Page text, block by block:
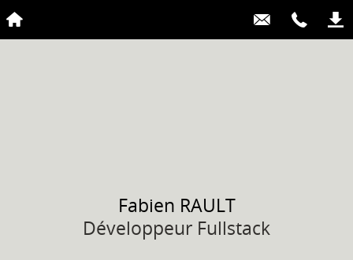
Fabien RAULT
Développeur Fullstack